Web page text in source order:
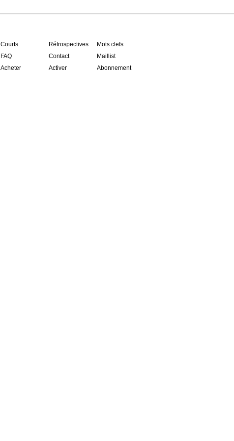
Courts Rétrospectives
Mots clefs
FAQ Contact
Maillist
Acheter Activer Abonnement